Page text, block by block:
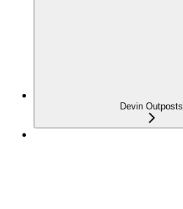
Devin Outposts